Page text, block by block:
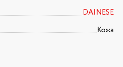
DAINESE
Кожа